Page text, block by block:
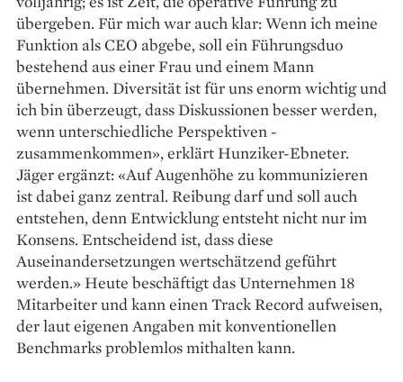
übergeben. Für mich war auch klar: Wenn ich meine
Funktion als CEO abgebe, soll ein Führungsduo
bestehend aus einer Frau und einem Mann
übernehmen. Diversität ist für uns enorm wichtig und
ich bin überzeugt, dass Diskussionen besser werden,
wenn unterschiedliche Perspektiven ­
zusammenkommen», erklärt Hunziker-Ebneter.
Jäger ­ergänzt: «Auf Augenhöhe zu kommunizieren
ist dabei ganz zentral. Reibung darf und soll auch
ent­stehen, denn Entwicklung entsteht nicht nur im
Konsens. Entscheidend ist, dass diese
Auseinandersetzungen wert­schätzend geführt
werden.» Heute beschäftigt das Unternehmen 18
Mitarbeiter und kann einen Track Record aufweisen,
der laut eigenen Angaben mit konventio­nellen
Benchmarks problemlos mithalten kann.